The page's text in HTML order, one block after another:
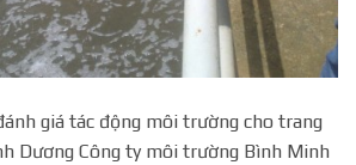
giá tác động môi trường cho trang
Dương Công ty môi trường Bình Minh